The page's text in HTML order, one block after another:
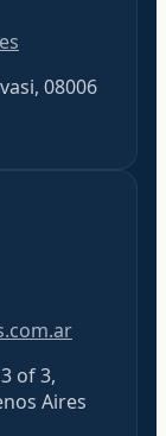
08006
of 3,
Aires